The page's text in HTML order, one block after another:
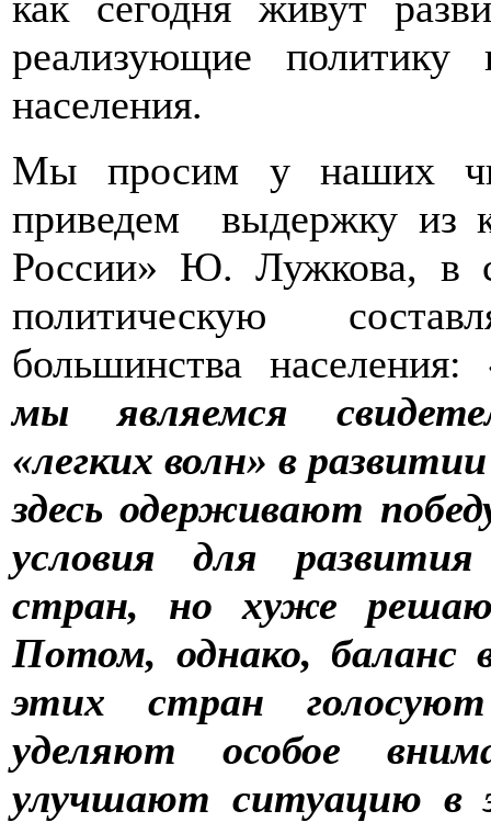
реализующие политику
населения.
Мы просим у наших
приведем выдержку из
России» Ю. Лужкова, в
политическую
большинства населения:
мы являемся
«легких волн» в
здесь одерживают
условия для развития
стран, но хуже
Потом, однако, баланс
этих стран
уделяют особое
улучшают ситуацию в